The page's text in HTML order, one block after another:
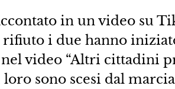
in un video su
rifiuto i due hanno
nel video “Altri cittadini
loro sono scesi dal